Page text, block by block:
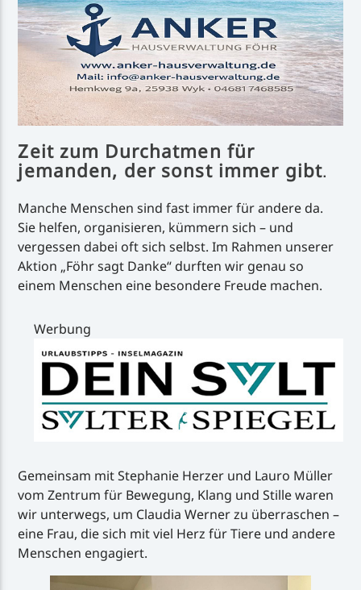
Handystream
Zeit zum Durchatmen für
jemanden, der sonst immer gibt.
Manche Menschen sind fast immer für andere da.
Sie helfen, organisieren, kümmern sich – und
vergessen dabei oft sich selbst. Im Rahmen unserer
Aktion „Föhr sagt Danke“ durften wir genau so
einem Menschen eine besondere Freude machen.
Werbung
Gemeinsam mit Stephanie Herzer und Lauro Müller
vom Zentrum für Bewegung, Klang und Stille waren
wir unterwegs, um Claudia Werner zu überraschen –
eine Frau, die sich mit viel Herz für Tiere und andere
Menschen engagiert.